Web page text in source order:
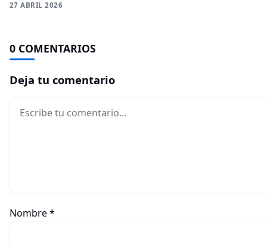
27 ABRIL 2026
0 COMENTARIOS
Deja tu comentario
Comentario
Nombre*